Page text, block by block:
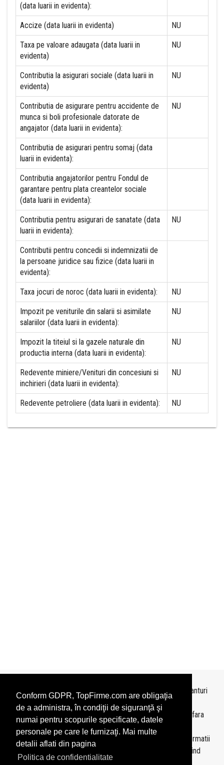
Conform GDPR, TopFirme.com are obligaţia
de a administra, în condiţii de siguranţă şi
numai pentru scopurile specificate, datele
personale pe care le furnizaţi. Mai multe
detalii aflati din pagina
Politica de confidentialitate
(data luarii in evidenta):
Accize (data luarii in evidenta) NU
Taxa pe valoare adaugata (data luarii in
evidenta)
NU
Contributia la asigurari sociale (data luarii in
evidenta)
NU
Contributia de asigurare pentru accidente de
munca si boli profesionale datorate de
angajator (data luarii in evidenta):
NU
Contributia de asigurari pentru somaj (data
luarii in evidenta):
Contributia angajatorilor pentru Fondul de
garantare pentru plata creantelor sociale
(data luarii in evidenta):
Contributia pentru asigurari de sanatate (data
luarii in evidenta):
NU
Contributii pentru concedii si indemnizatii de
la persoane juridice sau fizice (data luarii in
evidenta):
Taxa jocuri de noroc (data luarii in evidenta): NU
Impozit pe veniturile din salarii si asimilate
salariilor (data luarii in evidenta):
NU
Impozit la titeiul si la gazele naturale din
productia interna (data luarii in evidenta):
NU
Redevente miniere/Venituri din concesiuni si
inchirieri (data luarii in evidenta):
NU
Redevente petroliere (data luarii in evidenta): NU
Topurile sunt realizate deTopFirme
pe baza ultimelor bilanturi
depuse si au scop informativ.
Este interzisa folosirea topurilor fara acordul TopFirme si fara
precizarea sursei.
Daca doriti sa achizitionati
topuri personalizate
sau informatii
despre agentii economici va rugam sa ne contactati folosind
sectiunea Contact